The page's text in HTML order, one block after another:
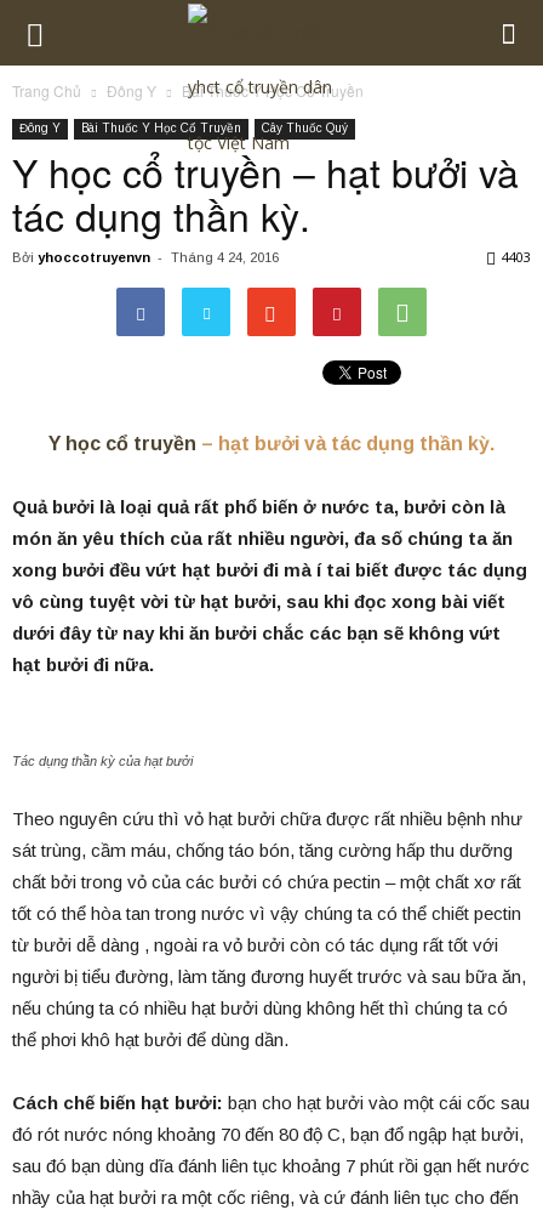
Trang Chủ Đông Y Bài Thuốc Y Học Cổ Truyền
Đông Y Bài Thuốc Y Học Cổ Truyền Cây Thuốc Quý
Y học cổ truyền – hạt bưởi và
tác dụng thần kỳ.
Bởi yhoccotruyenvn - Tháng 4 24, 2016 4403
Y học cổ truyền – hạt bưởi và tác dụng thần kỳ.
Quả bưởi là loại quả rất phổ biến ở nước ta, bưởi còn là
món ăn yêu thích của rất nhiều người, đa số chúng ta ăn
xong bưởi đều vứt hạt bưởi đi mà í tai biết được tác dụng
vô cùng tuyệt vời từ hạt bưởi, sau khi đọc xong bài viết
dưới đây từ nay khi ăn bưởi chắc các bạn sẽ không vứt
hạt bưởi đi nữa.
Tác dụng thần kỳ của hạt bưởi
Theo nguyên cứu thì vỏ hạt bưởi chữa được rất nhiều bệnh như
sát trùng, cầm máu, chống táo bón, tăng cường hấp thu dưỡng
chất bởi trong vỏ của các bưởi có chứa pectin – một chất xơ rất
tốt có thể hòa tan trong nước vì vậy chúng ta có thể chiết pectin
từ bưởi dễ dàng , ngoài ra vỏ bưởi còn có tác dụng rất tốt với
người bị tiểu đường, làm tăng đương huyết trước và sau bữa ăn,
nếu chúng ta có nhiều hạt bưởi dùng không hết thì chúng ta có
thể phơi khô hạt bưởi để dùng dần.
Cách chế biến hạt bưởi: bạn cho hạt bưởi vào một cái cốc sau
đó rót nước nóng khoảng 70 đến 80 độ C, bạn đổ ngập hạt bưởi,
sau đó bạn dùng dĩa đánh liên tục khoảng 7 phút rồi gạn hết nước
nhầy của hạt bưởi ra một cốc riêng, và cứ đánh liên tục cho đến